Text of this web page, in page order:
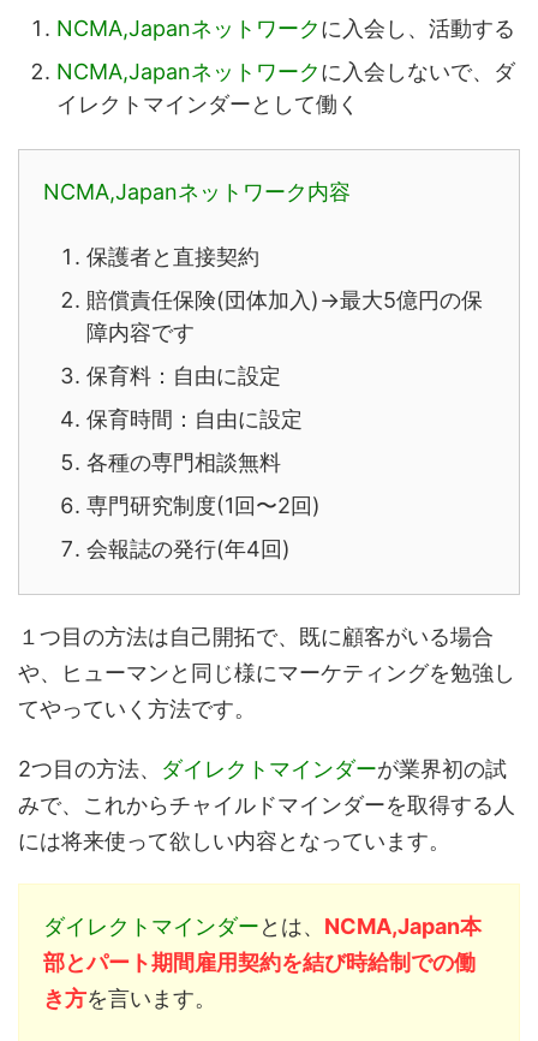
NCMA,Japanネットワークに入会し、活動する
NCMA,Japanネットワークに入会しないで、ダ
イレクトマインダーとして働く
NCMA,Japanネットワーク内容
保護者と直接契約
賠償責任保険(団体加入)→最大5億円の保
障内容です
保育料：自由に設定
保育時間：自由に設定
各種の専門相談無料
専門研究制度(1回〜2回)
会報誌の発行(年4回)
１つ目の方法は自己開拓で、既に顧客がいる場合
や、ヒューマンと同じ様にマーケティングを勉強し
てやっていく方法です。
2つ目の方法、 ダイレクトマインダーが業界初の試
みで、これからチャイルドマインダーを取得する人
には将来使って欲しい内容となっています。
ダイレクトマインダーとは、 NCMA,Japan本
部とパート期間雇用契約を結び時給制での働
き方を言います。